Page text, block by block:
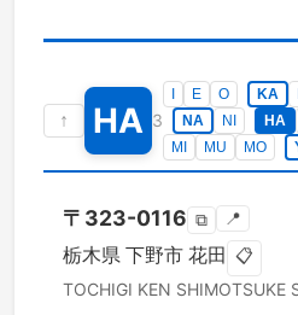
↑ HA 3
E O KA
NA
NI HA
MI
MU MO
〒 323-0116 ⧉ 📍
栃木県 下野市 花田 📋
TOCHIGI KEN SHIMOTSUKE